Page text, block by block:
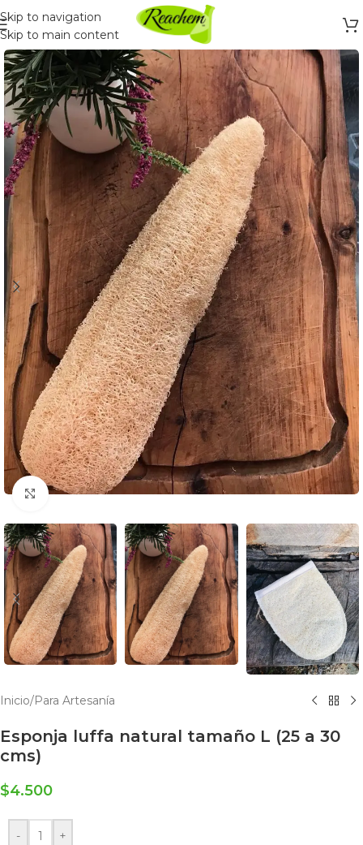
Skip to navigation
Skip to main content
Click to enlarge
Inicio/Para Artesanía
Esponja luffa natural tamaño L (25 a 30
cms)
$4.500
- +